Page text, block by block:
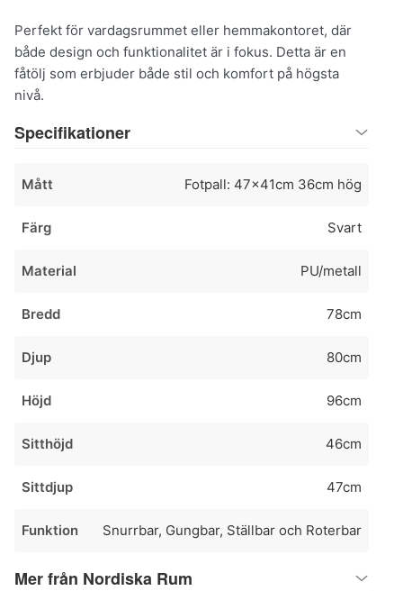
Perfekt för vardagsrummet eller hemmakontoret, där
både design och funktionalitet är i fokus. Detta är en
fåtölj som erbjuder både stil och komfort på högsta
nivå.
Specifikationer
Mått Fotpall: 47x41cm 36cm hög
Färg Svart
Material PU/metall
Bredd 78cm
Djup 80cm
Höjd 96cm
Sitthöjd 46cm
Sittdjup 47cm
Funktion Snurrbar, Gungbar, Ställbar och Roterbar
Mer från Nordiska Rum